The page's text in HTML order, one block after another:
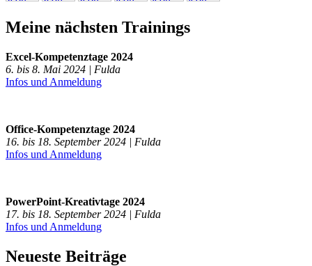
Meine nächsten Trainings
Excel-Kompetenztage 2024
6. bis 8. Mai 2024 | Fulda
Infos und Anmeldung
Office-Kompetenztage 2024
16. bis 18. September 2024 | Fulda
Infos und Anmeldung
PowerPoint-Kreativtage 2024
17. bis 18. September 2024 | Fulda
Infos und Anmeldung
Neueste Beiträge